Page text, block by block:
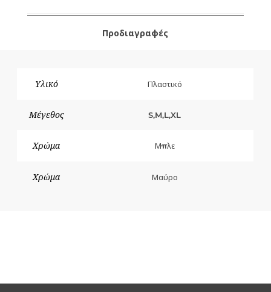
Προδιαγραφές
Υλικό Πλαστικό
Μέγεθος S,M,L,XL
Χρώμα Μπλε
Χρώμα Μαύρο